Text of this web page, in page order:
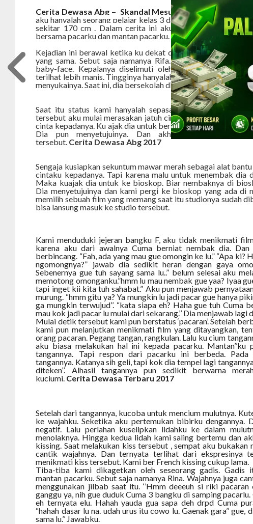
Cerita Dewasa Abg – Skandal Mesum Dengan Mantan
aku hanyalah seorang pelajar kelas 3 dari sebuah SMA di
sekitar 170 cm . Dalam cerita ini aku hanya ingin
bersama pacarku dan mantan pacarku.
Kejadian ini berawal ketika ku dekat dengan salah satu
yang sama. Sebut saja namanya Rifa. Orangnya ramah
baby-face. Kepalanya diselimuti oleh kerudung sehingga
terilhat lebih manis. Tingginya hanyalah sekitar 155 cm. Tapi
menyukainya. Saat ini, dia bersekolah di suatu boarding
Saat itu status kami hanyalah sepasang sahabat. Namun
tersebut aku mulai merasakan jatuh cinta kepadanya.
cinta kepadanya. Ku ajak dia untuk bertemu di salah satu
Dia pun menyetujuinya. Dan akhirnya kami pun
tersebut. Cerita Dewasa Abg 2017
Sengaja kusiapkan sekuntum mawar merah sebagai alat
cintaku kepadanya. Tapi karena malu untuk menembak dia
Maka kuajak dia untuk ke bioskop. Biar nembaknya di
Dia menyetujuinya dan kami pergi ke bioskop yang ada di
memilih sebuah film yang memang saat itu studionya sudah
bisa lansung masuk ke studio tersebut.
Kami menduduki jejeran bangku F, aku tidak menikmati
karena aku dari awalnya Cuma berniat nembak dia.
berbincang. “Fah, ada yang mau gue omongin ke lu.” “Apa ki?
ngomongnya?” jawab dia sedikit heran dengan gaya
Sebenernya gue tuh sayang sama lu..’’ belum selesai aku
memotong omonganku.”hmm lu mau nembak gue yaa? Iyaa
tapi inget kii kita tuh sahabat.” Aku pun menjawab
murung. “hmm gitu ya? Ya mungkin lu jadi pacar gue hanya
ga mungkin terwujud’’. “kata siapa eh? Haha gue tuh Cuma
mau kok jadi pacar lu mulai dari sekarang.’’ Dia menjawab lagi
Mulai detik tersebut kami pun berstatus ‘pacaran’. Setelah
kami pun melanjutkan menikmati film yang ditayangkan,
orang pacaran. Pegang tangan, rangkulan. Lalu ku cium
aku biasa melakukan hal ini kepada pacarku. Mantan’’ku
tangannya. Tapi respon dari pacarku ini berbeda.
tangannya. Katanya sih geli, tapi kok dia tempel lagi
diteken’’. Alhasil tangannya pun sedikit berwarna
kuciumi. Cerita Dewasa Terbaru 2017
Setelah dari tangannya, kucoba untuk mencium mulutnya.
ke wajahku. Seketika aku pertemukan bibirku dengannya.
negatif. Lalu perlahan kuselipkan lidahku ke dalam
menolaknya. Hingga kedua lidah kami saling bertemu dan
kissing. Saat melakukan kiss tersebut , sempat aku bukakan
cantik wajahnya. Dan ternyata terlihat dari ekspresinya
menikmati kiss tersebut. Kami ber French kissing cukup lama.
Tiba-tiba kami dikagetkan oleh seseorang gadis. Gadis
mantan pacarku. Sebut saja namanya Rina. Wajahnya juga
menggunakan jilbab saat itu. ‘’Hmm deeeuh si riki
ganggu ya, nih gue duduk Cuma 3 bangku di samping
eh ternyata elu. Hahah yauda gua sapa deh drpd Cuma
“hahah dasar lu na. udah urus itu cowo lu. Gaenak gara’’ gue,
sama lu.’’ Jawabku.